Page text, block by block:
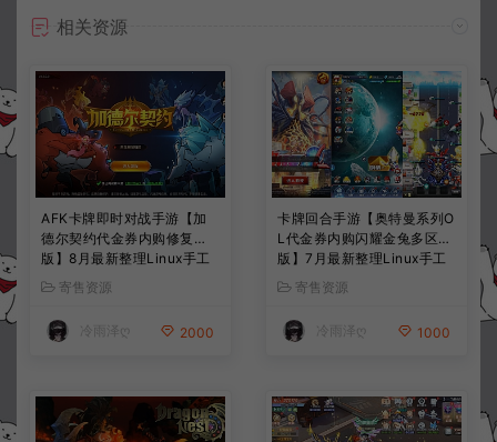
相关资源
AFK卡牌即时对战手游【加
德尔契约代金券内购修复
版】8月最新整理Linux手工
服务端+前后端全套源码+CD
K授权后台+安卓苹果双端
+详细搭建教程+视频教程
寄售资源
冷雨泽ღ 2000
卡牌回合手游【奥特曼系列O
L代金券内购闪耀金兔多区
版】7月最新整理Linux手工
服务端+加解密工具+CDK授
权后台+安卓+详细搭建教程
+视频教程
寄售资源
冷雨泽ღ 1000